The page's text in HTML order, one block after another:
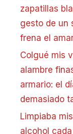
zapatillas
gesto de un
frena el
Colgué mis
alambre
armario: el
demasiado
Limpiaba
alcohol